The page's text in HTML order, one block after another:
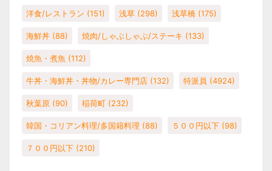
洋食/レストラン (151) 浅草 (298) 浅草橋 (175)
海鮮丼 (88) 焼肉/しゃぶしゃぶ/ステーキ (133)
焼魚・煮魚 (112)
牛丼・海鮮丼・丼物/カレー専門店 (132) 特派員 (4924)
秋葉原 (90) 稲荷町 (232)
韓国・コリアン料理/多国籍料理 (88) ５００円以下 (98)
７００円以下 (210)